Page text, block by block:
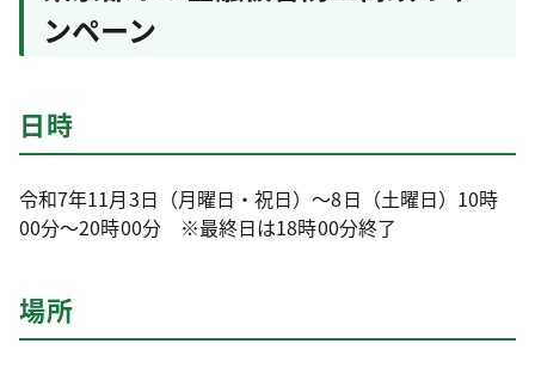
ンペーン
日時
令和7年11月3日（月曜日・祝日）～8日（土曜日）10時
00分～20時00分 ※最終日は18時00分終了
場所